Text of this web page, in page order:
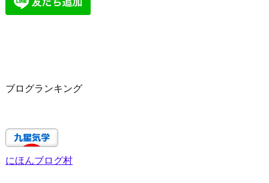
ブログランキング
にほんブログ村